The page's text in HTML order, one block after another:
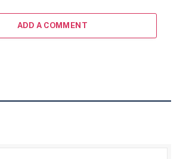
ADD A COMMENT